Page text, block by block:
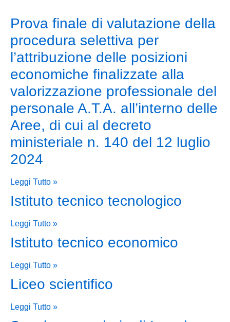
Prova finale di valutazione della
procedura selettiva per
l’attribuzione delle posizioni
economiche finalizzate alla
valorizzazione professionale del
personale A.T.A. all’interno delle
Aree, di cui al decreto
ministeriale n. 140 del 12 luglio
2024
Leggi Tutto »
Istituto tecnico tecnologico
Leggi Tutto »
Istituto tecnico economico
Leggi Tutto »
Liceo scientifico
Leggi Tutto »